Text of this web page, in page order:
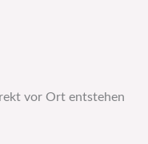
vor Ort entstehen